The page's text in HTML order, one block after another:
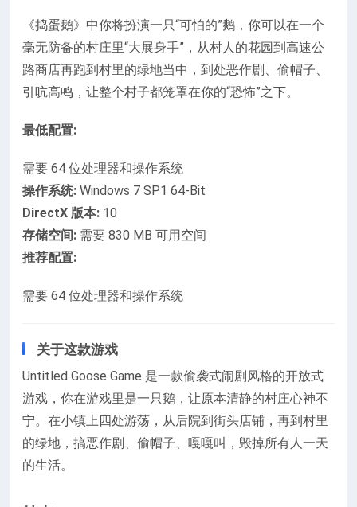
《捣蛋鹅》中你将扮演一只“可怕的”鹅，你可以在一个
毫无防备的村庄里“大展身手”，从村人的花园到高速公
路商店再跑到村里的绿地当中，到处恶作剧、偷帽子、
引吭高鸣，让整个村子都笼罩在你的“恐怖”之下。
最低配置:
需要 64 位处理器和操作系统
操作系统: Windows 7 SP1 64-Bit
DirectX 版本: 10
存储空间: 需要 830 MB 可用空间
推荐配置:
需要 64 位处理器和操作系统
关于这款游戏
Untitled Goose Game 是一款偷袭式闹剧风格的开放式
游戏，你在游戏里是一只鹅，让原本清静的村庄心神不
宁。在小镇上四处游荡，从后院到街头店铺，再到村里
的绿地，搞恶作剧、偷帽子、嘎嘎叫，毁掉所有人一天
的生活。